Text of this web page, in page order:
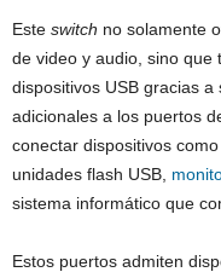
Este switch no solamente
de video y audio, sino que
dispositivos USB gracias a
adicionales a los puertos
conectar dispositivos como
unidades flash USB,
sistema informático que
Estos puertos admiten